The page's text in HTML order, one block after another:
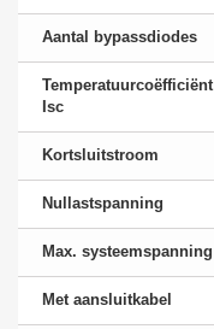
Aantal bypassdiodes
Temperatuurcoëfficiënt
Isc
Kortsluitstroom
Nullastspanning
Max. systeemspanning
Met aansluitkabel